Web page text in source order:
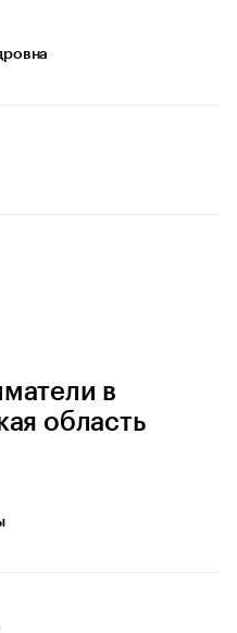
в
область